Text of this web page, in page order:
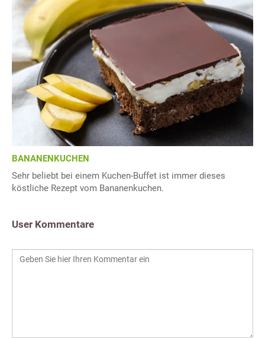
BANANENKUCHEN
Sehr beliebt bei einem Kuchen-Buffet ist immer dieses
köstliche Rezept vom Bananenkuchen.
User Kommentare